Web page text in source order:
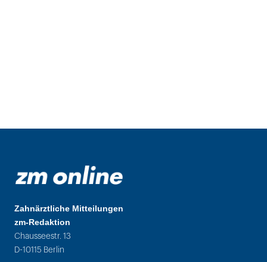
Zahnärztliche Mitteilungen
zm-Redaktion
Chausseestr. 13
D-10115 Berlin